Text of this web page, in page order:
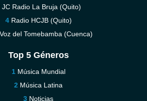
JC Radio La Bruja (Quito)
Radio HCJB (Quito)
del Tomebamba (Cuenca)
Top 5 Géneros
Música Mundial
Música Latina
Noticias